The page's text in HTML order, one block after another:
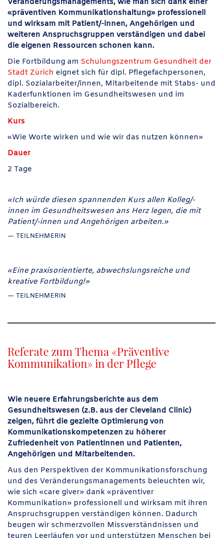
Veränderungsmanagements, wie man sich dank einer
«präventiven Kommunikationshaltung» professionell
und wirksam mit Patient/-innen, Angehörigen und
weiteren Anspruchsgruppen verständigen und dabei
die eigenen Ressourcen schonen kann.
Die Fortbildung am Schulungszentrum Gesundheit der
Stadt Zürich eignet sich für dipl. Pflegefachpersonen,
dipl. Sozialarbeiter/innen, Mitarbeitende mit Stabs- und
Kaderfunktionen im Gesundheitswesen und im
Sozialbereich.
Kurs
«Wie Worte wirken und wie wir das nutzen können»
Dauer
2 Tage
«Ich würde diesen spannenden Kurs allen Kolleg/-
innen im Gesundheitswesen ans Herz legen, die mit
Patient/-innen und Angehörigen arbeiten.»
TEILNEHMERIN
«Eine praxisorientierte, abwechslungsreiche und
kreative Fortbildung!»
TEILNEHMERIN
Referate zum Thema «Präventive
Kommunikation» in der Pflege
Wie neuere Erfahrungsberichte aus dem
Gesundheitswesen (z.B. aus der Cleveland Clinic)
zeigen, führt die gezielte Optimierung von
Kommunikationskompetenzen zu höherer
Zufriedenheit von Patientinnen und Patienten,
Angehörigen und Mitarbeitenden.
Aus den Perspektiven der Kommunikationsforschung
und des Veränderungsmanagements beleuchten wir,
wie sich «care giver» dank «präventiver
Kommunikation» professionell und wirksam mit ihren
Anspruchsgruppen verständigen können. Dadurch
beugen wir schmerzvollen Missverständnissen und
teuren Leerläufen vor und unterstützen Menschen bei